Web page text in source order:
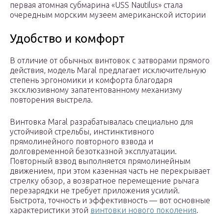
первая атомная субмарина «USS Nautilus» стала
очередным морским музеем американской истории
Удобство и комфорт
В отличие от обычных винтовок с затворами прямого
действия, модель Maral предлагает исключительную
степень эргономики и комфорта благодаря
эксклюзивному запатентованному механизму
повторения выстрела.
Винтовка Maral разрабатывалась специально для
устойчивой стрельбы, инстинктивного
прямолинейного повторного взвода и
долговременной безотказной эксплуатации.
Повторный взвод выполняется прямолинейным
движением, при этом казенная часть не перекрывает
стрелку обзор, а возвратное перемещение рычага
перезарядки не требует приложения усилий.
Быстрота, точность и эффективность — вот основные
характеристики этой винтовки нового поколения.